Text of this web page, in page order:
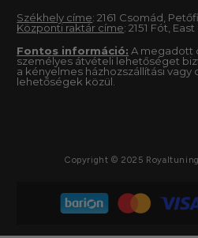
Székhely címe: 2161 Csomád, Petőfi
Központi raktár címe: 2151 Fót,
Fontos információ: A megadott
személyes átvételi lehetőséget
a kényelmes házhozszállítási vagy
lehetőségek közül.
Copyright © 2025